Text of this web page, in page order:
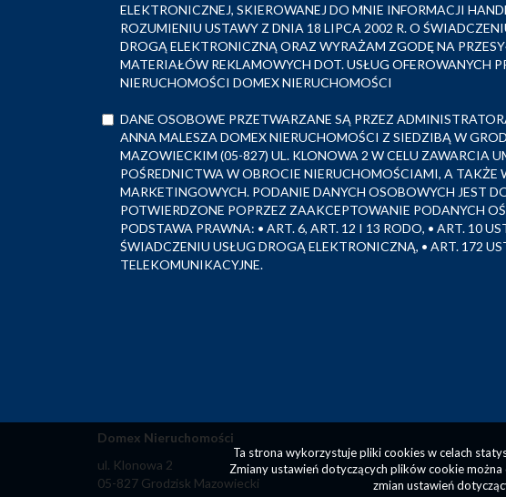
ELEKTRONICZNEJ, SKIEROWANEJ DO MNIE INFORMACJI
ROZUMIENIU USTAWY Z DNIA 18 LIPCA 2002 R. O
DROGĄ ELEKTRONICZNĄ ORAZ WYRAŻAM ZGODĘ NA
MATERIAŁÓW REKLAMOWYCH DOT. USŁUG OFEROWANYCH
NIERUCHOMOŚCI DOMEX NIERUCHOMOŚCI
DANE OSOBOWE PRZETWARZANE SĄ PRZEZ
ANNA MALESZA DOMEX NIERUCHOMOŚCI Z SIEDZIBĄ W
MAZOWIECKIM (05-827) UL. KLONOWA 2 W CELU ZAWARCIA
POŚREDNICTWA W OBROCIE NIERUCHOMOŚCIAMI, A TAKŻE
MARKETINGOWYCH. PODANIE DANYCH OSOBOWYCH JEST
POTWIERDZONE POPRZEZ ZAAKCEPTOWANIE PODANYCH
PODSTAWA PRAWNA: • ART. 6, ART. 12 I 13 RODO, • ART. 10
ŚWIADCZENIU USŁUG DROGĄ ELEKTRONICZNĄ, • ART. 172
TELEKOMUNIKACYJNE.
Domex Nieruchomości
ul. Klonowa 2
05-827 Grodzisk Mazowiecki
Ta strona wykorzystuje pliki cookies w celach
Zmiany ustawień dotyczących plików cookie
zmian ustawień